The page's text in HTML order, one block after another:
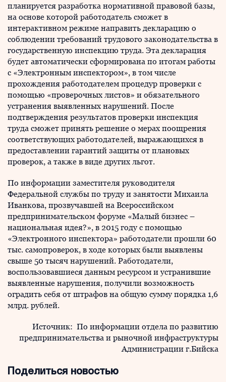
планируется разработка нормативной правовой базы,
на основе которой работодатель сможет в
интерактивном режиме направить декларацию о
соблюдении требований трудового законодательства в
государственную инспекцию труда. Эта декларация
будет автоматически сформирована по итогам работы
с «Электронным инспектором», в том числе
прохождения работодателем процедур проверки с
помощью «проверочных листов» и обязательного
устранения выявленных нарушений. После
подтверждения результатов проверки инспекция
труда сможет принять решение о мерах поощрения
соответствующих работодателей, выражающихся в
предоставлении гарантий защиты от плановых
проверок, а также в виде других льгот.
По информации заместителя руководителя
Федеральной службы по труду и занятости Михаила
Иванкова, прозвучавшей на Всероссийском
предпринимательском форуме «Малый бизнес –
национальная идея?», в 2015 году с помощью
«Электронного инспектора» работодатели прошли 60
тыс. самопроверок, в ходе которых были выявлены
свыше 50 тысяч нарушений. Работодатели,
воспользовавшиеся данным ресурсом и устранившие
выявленные нарушения, получили возможность
оградить себя от штрафов на общую сумму порядка 1,6
млрд. рублей.
Источник: По информации отдела по развитию
предпринимательства и рыночной инфраструктуры
Администрации г.Бийска
Поделиться новостью